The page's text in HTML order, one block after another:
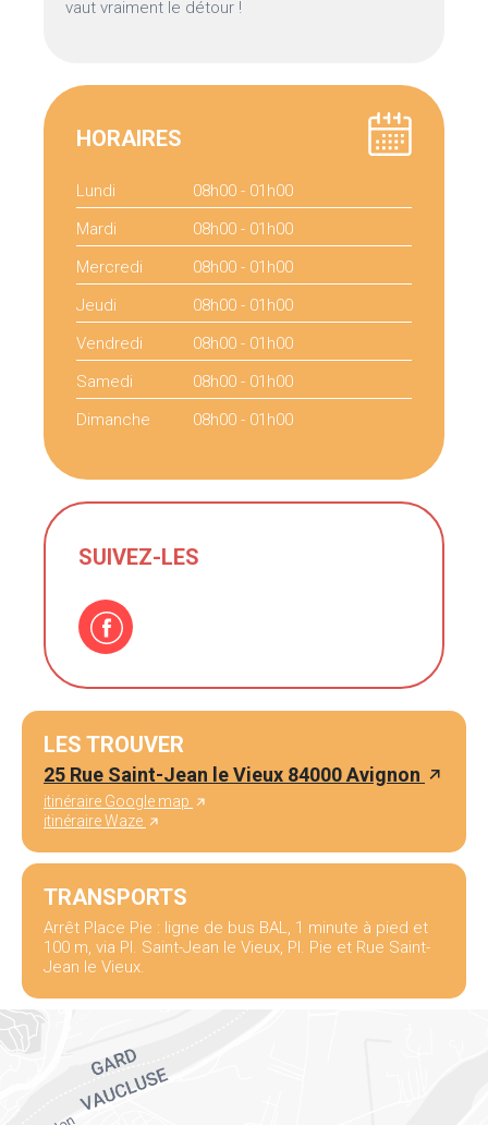
vaut vraiment le détour !
HORAIRES
Lundi
08h00 - 01h00
Mardi
08h00 - 01h00
Mercredi
08h00 - 01h00
Jeudi
08h00 - 01h00
Vendredi
08h00 - 01h00
Samedi
08h00 - 01h00
Dimanche
08h00 - 01h00
SUIVEZ-LES
LES TROUVER
25 Rue Saint-Jean le Vieux 84000 Avignon
itinéraire Google map
itinéraire Waze
TRANSPORTS
Arrêt Place Pie : ligne de bus BAL, 1 minute à pied et
100 m, via Pl. Saint-Jean le Vieux, Pl. Pie et Rue Saint-
Jean le Vieux.